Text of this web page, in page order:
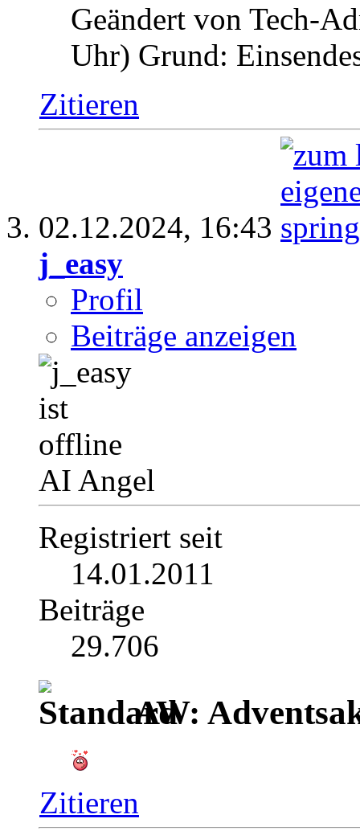
Geändert von Tech-
Uhr) Grund:
Zitieren
02.12.2024, 16:43
j_easy
Profil
Beiträge anzeigen
AI Angel
Registriert seit
14.01.2011
Beiträge
29.706
AW:
Zitieren